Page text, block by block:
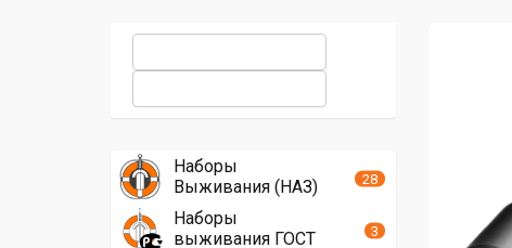
Наборы
Выживания (НАЗ)
28
Наборы
выживания ГОСТ
3